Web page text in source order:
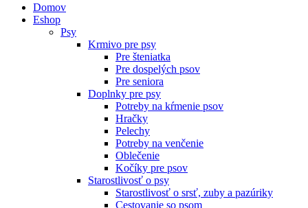
Domov
Eshop
Psy
Krmivo pre psy
Pre šteniatka
Pre dospelých psov
Pre seniora
Doplnky pre psy
Potreby na kŕmenie psov
Hračky
Pelechy
Potreby na venčenie
Oblečenie
Kočíky pre psov
Starostlivosť o psy
Starostlivosť o srsť, zuby a pazúriky
Cestovanie so psom